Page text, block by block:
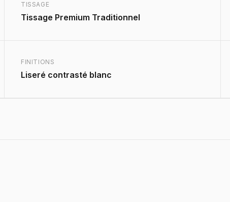
TISSAGE
Tissage Premium Traditionnel
FINITIONS
Liseré contrasté blanc